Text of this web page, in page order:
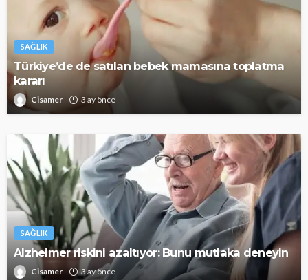
SAĞLIK
Türkiye’de de satılan bebek mamasına toplatma
kararı
Cisamer 3 ay önce
SAĞLIK
Alzheimer riskini azaltıyor: Bunu mutlaka deneyin
Cisamer 3 ay önce